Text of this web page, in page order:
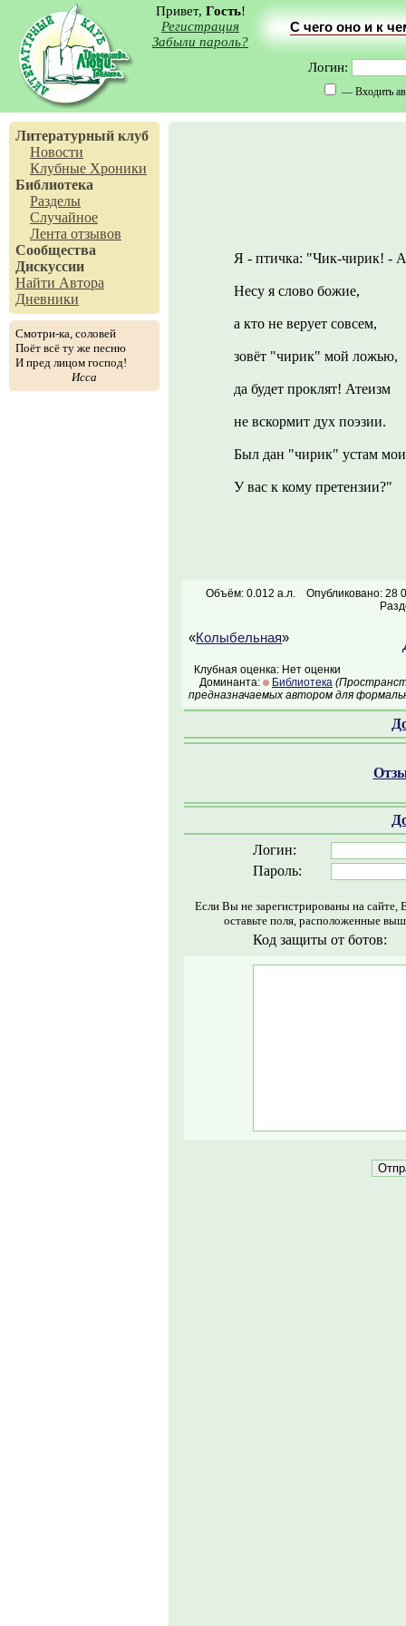
Привет, Гость!
Регистрация
Забыли пароль?
С чего оно и к
Логин:
— Входить
Литературный клуб
Новости
Клубные Хроники
Библиотека
Разделы
Случайное
Лента отзывов
Сообщества
Дискуссии
Найти Автора
Дневники
Смотри-ка, соловей
Поёт всё ту же песню
И пред лицом господ!
Исса
Я - птичка: "Чик-чирик! -
Несу я слово божие,
а кто не верует совсем,
зовёт "чирик" мой ложью,
да будет проклят! Атеизм
не вскормит дух поэзии.
Был дан "чирик" устам
У вас к кому претензии?"
Объём: 0.012 а.л.
Опубликовано: 28
«Колыбельная»
Клубная оценка: Нет оценки
Доминанта:
Библиотека
предназначаемых автором для
Логин:
Пароль:
Если Вы не зарегистрированы на
оставьте поля, расположенные
Код защиты от ботов: